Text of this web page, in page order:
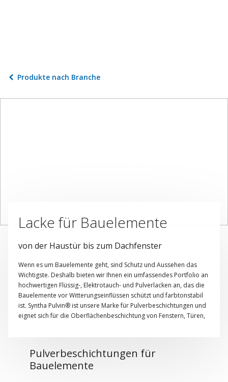
Produkte nach Branche
Lacke für Bauelemente
von der Haustür bis zum Dachfenster
Wenn es um Bauelemente geht, sind Schutz und Aussehen das
Wichtigste. Deshalb bieten wir Ihnen ein umfassendes Portfolio an
hochwertigen Flüssig-, Elektrotauch- und Pulverlacken an, das die
Bauelemente vor Witterungseinflüssen schützt und farbtonstabil
ist. Syntha Pulvin® ist unsere Marke für Pulverbeschichtungen und
eignet sich für die Oberflächenbeschichtung von Fenstern, Türen,
Pulverbeschichtungen für
Bauelemente